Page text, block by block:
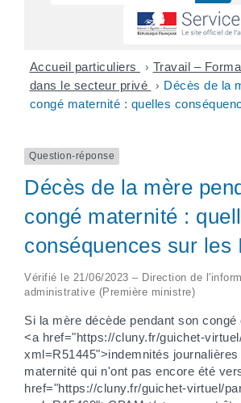
Accueil particuliers > Travail –
dans le secteur privé > Décès de la
congé maternité : quelles
Question-réponse
Décès de la mère
congé maternité :
conséquences sur les
Vérifié le 21/06/2023 – Direction de
administrative (Première ministre)
Si la mère décède pendant son congé
<a href="https://cluny.fr/guichet-
xml=R51445">indemnités
maternité qui n'ont pas encore été
href="https://cluny.fr/guichet-virtuel/